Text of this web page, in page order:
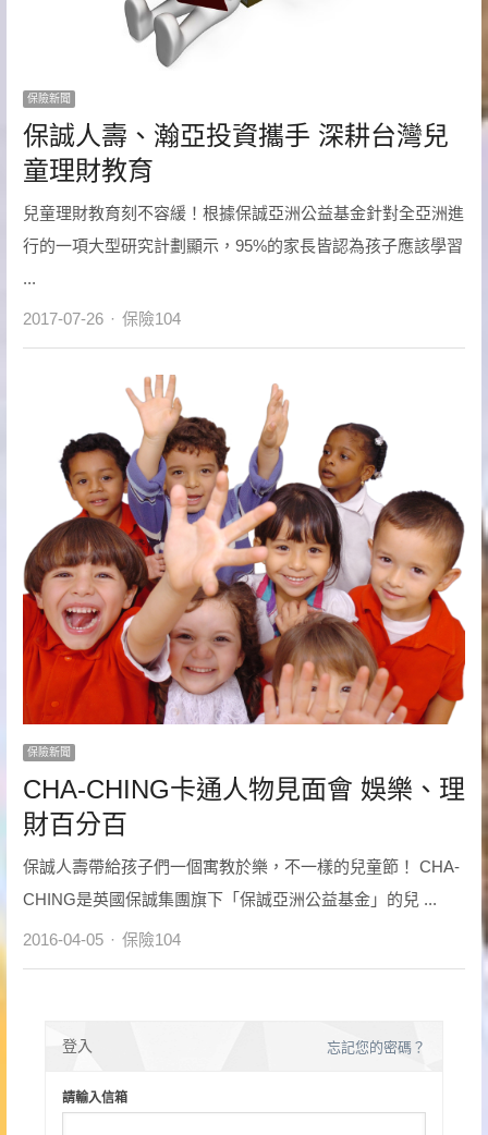
保險新聞
保誠人壽、瀚亞投資攜手 深耕台灣兒
童理財教育
兒童理財教育刻不容緩！根據保誠亞洲公益基金針對全亞洲進
行的一項大型研究計劃顯示，95%的家長皆認為孩子應該學習
...
2017-07-26 Author
保險104
保險新聞
CHA-CHING卡通人物見面會 娛樂、理
財百分百
保誠人壽帶給孩子們一個寓教於樂，不一樣的兒童節！ CHA-
CHING是英國保誠集團旗下「保誠亞洲公益基金」的兒 ...
2016-04-05 Author
保險104
登入 忘記您的密碼？
請輸入信箱